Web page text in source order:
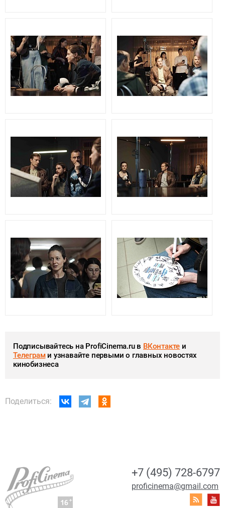
Подписывайтесь на ProfiCinema.ru в ВКонтакте и
Телеграми узнавайте первыми о главных новостях
кинобизнеса
Поделиться:
+7 (495) 728-6797
proficinema@gmail.com